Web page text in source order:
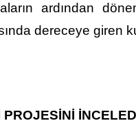
ardından
dereceye giren
PROJESİNİ